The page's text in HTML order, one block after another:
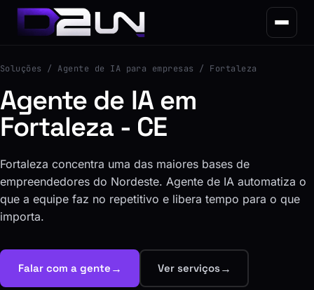
Soluções / Agente de IA para empresas / Fortaleza
Agente de IA em
Fortaleza - CE
Fortaleza concentra uma das maiores bases de
empreendedores do Nordeste. Agente de IA automatiza o
que a equipe faz no repetitivo e libera tempo para o que
importa.
Falar com a gente → Ver serviços→